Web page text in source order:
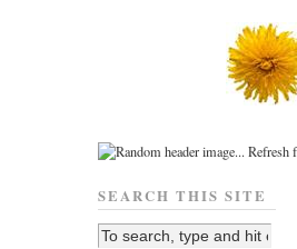
SEARCH THIS SITE